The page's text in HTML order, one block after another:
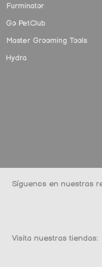
Furminator
Go PetClub
Master Grooming Tools
Hydra
Síguenos en nuestras
Visita nuestras tiendas: